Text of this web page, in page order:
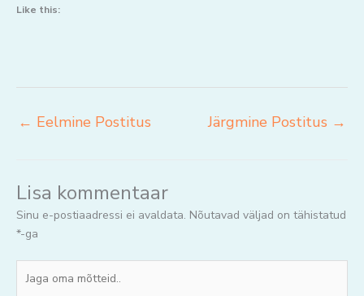
Like this:
← Eelmine Postitus Järgmine Postitus →
Lisa kommentaar
Sinu e-postiaadressi ei avaldata. Nõutavad väljad on tähistatud
*-ga
oma